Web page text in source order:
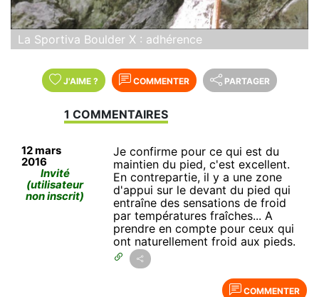
La Sportiva Boulder X : adhérence
J'AIME ? COMMENTER PARTAGER
1 COMMENTAIRES
12 mars
2016
Invité
(utilisateur
non inscrit)
Je confirme pour ce qui est du
maintien du pied, c'est excellent.
En contrepartie, il y a une zone
d'appui sur le devant du pied qui
entraîne des sensations de froid
par températures fraîches... A
prendre en compte pour ceux qui
ont naturellement froid aux pieds.
COMMENTER